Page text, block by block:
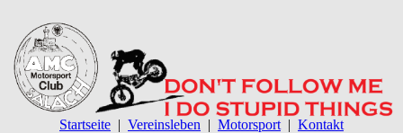
Startseite Vereinsleben Motorsport Kontakt